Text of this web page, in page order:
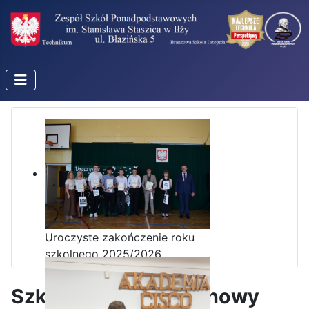
Uroczyste zakończenie roku
szkolnego 2025/2026
Szkolny turniej szachowy